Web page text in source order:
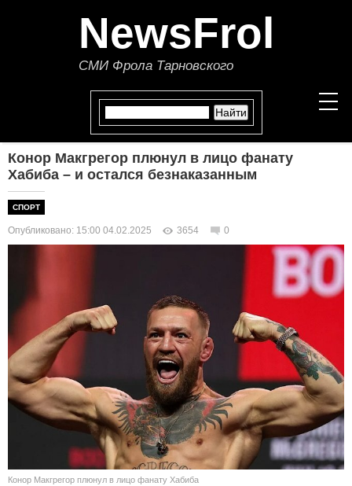
NewsFrol
СМИ Фрола Тарновского
НОВОСТИ
ПОЛИТИКА
В МИРЕ
ОБЩЕСТВО
КУЛЬТУРА
НАУКА
СПОРТ
Конор Макгрегор плюнул в лицо фанату
Хабиба – и остался безнаказанным
СПОРТ
Опубликовано: 15:00 04.02.2025 3654 0
Конор Макгрегор плюнул в лицо фанату Хабиба